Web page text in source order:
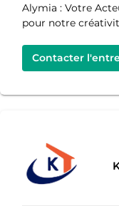
Alymia : Votre
pour notre
Contacter